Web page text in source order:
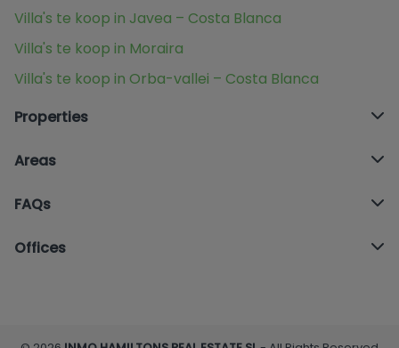
Villa's te koop in Javea – Costa Blanca
Villa's te koop in Moraira
Villa's te koop in Orba-vallei – Costa Blanca
Properties
Areas
FAQs
Offices